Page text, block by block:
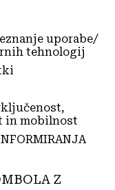
uporabe/
tehnologij
in mobilnost
Z